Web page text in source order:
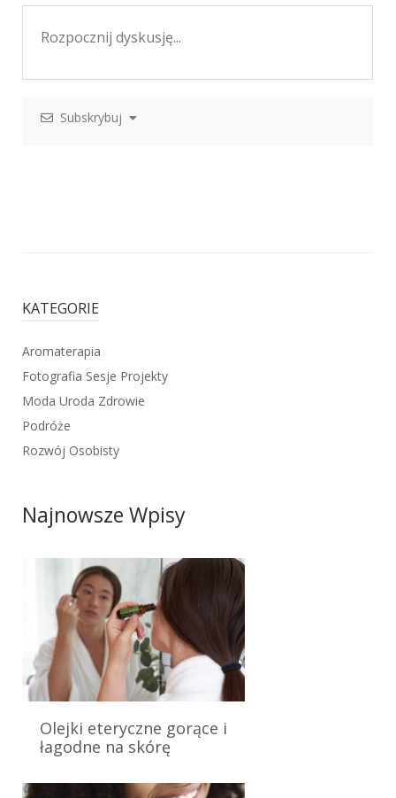
Subskrybuj
KATEGORIE
Aromaterapia
Fotografia Sesje Projekty
Moda Uroda Zdrowie
Podróże
Rozwój Osobisty
Najnowsze Wpisy
Olejki eteryczne gorące i
łagodne na skórę
8 listopada 2024